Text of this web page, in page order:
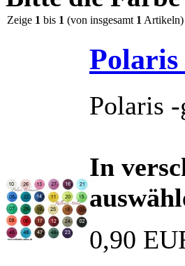
Zeige 1 bis 1 (von insgesamt 1 Artikeln)
Polaris
In
0,90